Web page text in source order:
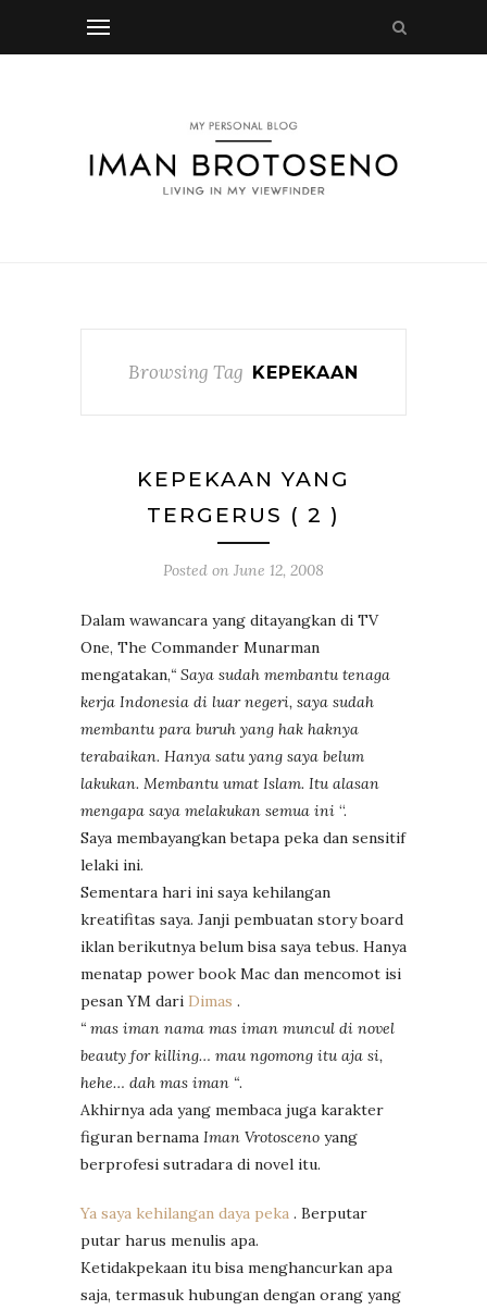
Browsing Tag KEPEKAAN
KEPEKAAN YANG
TERGERUS ( 2 )
Posted on June 12, 2008
Dalam wawancara yang ditayangkan di TV
One, The Commander Munarman
mengatakan,“ Saya sudah membantu tenaga
kerja Indonesia di luar negeri, saya sudah
membantu para buruh yang hak haknya
terabaikan. Hanya satu yang saya belum
lakukan. Membantu umat Islam. Itu alasan
mengapa saya melakukan semua ini “.
Saya membayangkan betapa peka dan sensitif
lelaki ini.
Sementara hari ini saya kehilangan
kreatifitas saya. Janji pembuatan story board
iklan berikutnya belum bisa saya tebus. Hanya
menatap power book Mac dan mencomot isi
pesan YM dari Dimas .
“ mas iman nama mas iman muncul di novel
beauty for killing… mau ngomong itu aja si,
hehe… dah mas iman “.
Akhirnya ada yang membaca juga karakter
figuran bernama Iman Vrotosceno yang
berprofesi sutradara di novel itu.
Ya saya kehilangan daya peka . Berputar
putar harus menulis apa.
Ketidakpekaan itu bisa menghancurkan apa
saja, termasuk hubungan dengan orang yang